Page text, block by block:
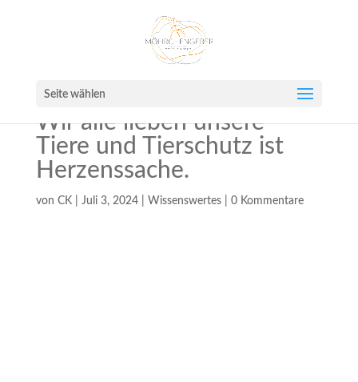
Seite wählen
Wir alle lieben unsere
Tiere und Tierschutz ist
Herzenssache.
von CK| Juli 3, 2024| Wissenswertes| 0 Kommentare